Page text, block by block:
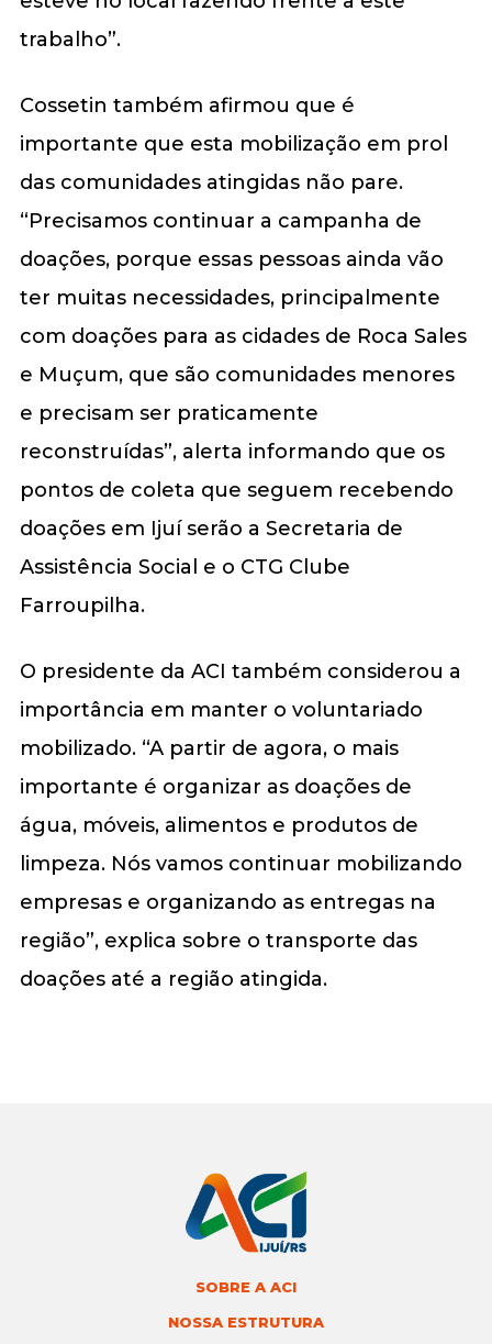
trabalho”.
Cossetin também afirmou que é
importante que esta mobilização em prol
das comunidades atingidas não pare.
“Precisamos continuar a campanha de
doações, porque essas pessoas ainda vão
ter muitas necessidades, principalmente
com doações para as cidades de Roca Sales
e Muçum, que são comunidades menores
e precisam ser praticamente
reconstruídas”, alerta informando que os
pontos de coleta que seguem recebendo
doações em Ijuí serão a Secretaria de
Assistência Social e o CTG Clube
Farroupilha.
O presidente da ACI também considerou a
importância em manter o voluntariado
mobilizado. “A partir de agora, o mais
importante é organizar as doações de
água, móveis, alimentos e produtos de
limpeza. Nós vamos continuar mobilizando
empresas e organizando as entregas na
região”, explica sobre o transporte das
doações até a região atingida.
SOBRE A ACI
NOSSA ESTRUTURA